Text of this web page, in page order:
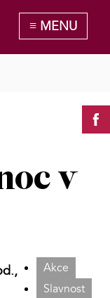
v
Akce
Slavnost